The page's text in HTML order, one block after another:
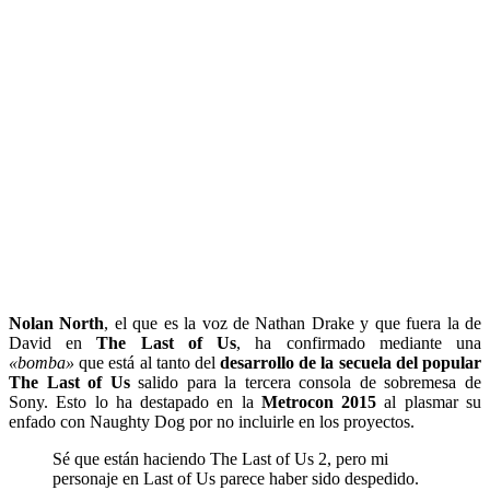
Nolan North, el que es la voz de Nathan Drake y que fuera la de
David enThe Last of Us, ha confirmado mediante una
«bomba»que está al tanto del desarrollo de la secuela del popular
The Last of Ussalido para la tercera consola de sobremesa de
Sony. Esto lo ha destapado en la Metrocon 2015 al plasmar su
enfado con Naughty Dog por no incluirle en los proyectos.
Sé que están haciendo The Last of Us 2, pero mi
personaje en Last of Us parece haber sido despedido.